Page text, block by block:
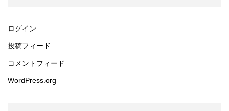
ログイン
投稿フィード
コメントフィード
WordPress.org